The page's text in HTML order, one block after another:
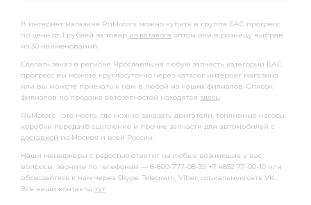
В интернет магазине RuMotors можно купить в группе БАС прогресс
по цене от 1 рублей за товар из каталога оптом или в розницу выбрав
из 30 наименований.
Сделать заказ в регионе Ярославль на любую запчасть категории БАС
прогресс вы можете круглосуточно через каталог интернет магазина
или вы можете приехать к нам в любой из наших филиалов. Список
филиалов по продаже автозапчастей находятся здесь.
RuMotors - это место, где можно заказать двигатели, топливные насосы,
коробки передачб сцепление и прочие запчасти для автомобилей с
доставкой по Москве и всей России.
Наши менеджеры с радостью ответят на любые возникшие у вас
вопросы, звоните по телефонам — 8-800-777-08-39, +7 4852 77-00-10 или
обращайтесь к нам через Skype, Telegram, Viber, социальную сеть VK.
Все наши контакты тут.